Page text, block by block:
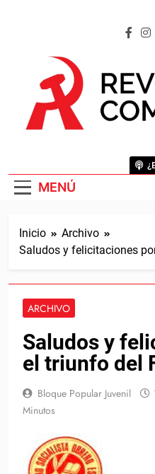
MENÚ
Inicio
Archivo
Saludos y felicitaciones
ARCHIVO
Saludos y
el triunfo del
Bloque Popular Juvenil
Minutos